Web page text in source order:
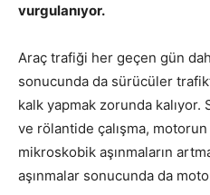
vurgulanıyor.
Araç trafiği her geçen gün
sonucunda da sürücüler
kalk yapmak zorunda kalıyor.
ve rölantide çalışma,
mikroskobik aşınmaların
aşınmalar sonucunda da